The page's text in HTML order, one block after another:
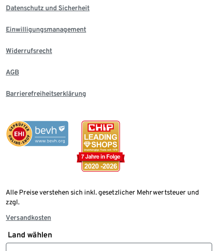
Datenschutz und Sicherheit
Einwilligungsmanagement
Widerrufsrecht
AGB
Barrierefreiheitserklärung
Alle Preise verstehen sich inkl. gesetzlicher Mehrwertsteuer und
zzgl.
Versandkosten
Land wählen